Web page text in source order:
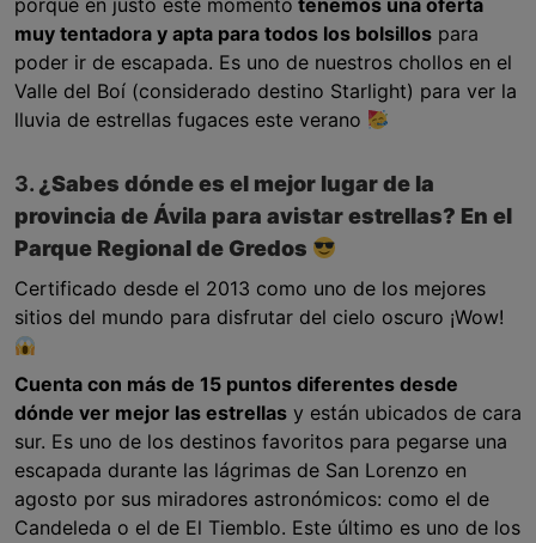
porque en justo este momento tenemos una oferta
muy tentadora y apta para todos los bolsillos para
poder ir de escapada. Es uno de nuestros chollos en el
Valle del Boí (considerado destino Starlight) para ver la
lluvia de estrellas fugaces este verano
3. ¿Sabes dónde es el mejor lugar de la
provincia de Ávila para avistar estrellas? En el
Parque Regional de Gredos
Certificado desde el 2013 como uno de los mejores
sitios del mundo para disfrutar del cielo oscuro ¡Wow!
Cuenta con más de 15 puntos diferentes desde
dónde ver mejor las estrellas y están ubicados de cara
sur. Es uno de los destinos favoritos para pegarse una
escapada durante las lágrimas de San Lorenzo en
agosto por sus miradores astronómicos: como el de
Candeleda o el de El Tiemblo. Este último es uno de los